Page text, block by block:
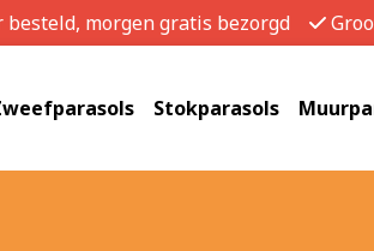
besteld, morgen gratis bezorgd
Stokparasols